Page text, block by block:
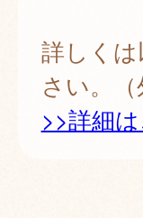
詳しく
さい。
>>詳細